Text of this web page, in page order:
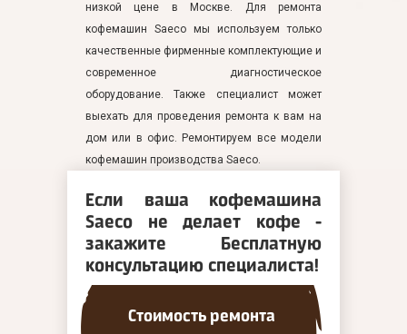
низкой цене в Москве. Для ремонта
кофемашин Saeco мы используем только
качественные фирменные комплектующие и
современное диагностическое
оборудование. Также специалист может
выехать для проведения ремонта к вам на
дом или в офис. Ремонтируем все модели
кофемашин производства Saeco.
Если ваша кофемашина
Saeco не делает кофе -
закажите Бесплатную
консультацию специалиста!
Стоимость ремонта